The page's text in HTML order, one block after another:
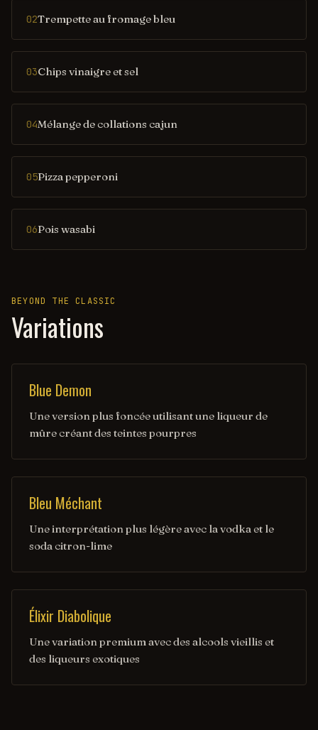
02Trempette au fromage bleu
03Chips vinaigre et sel
04Mélange de collations cajun
05Pizza pepperoni
06Pois wasabi
BEYOND THE CLASSIC
Variations
Blue Demon
Une version plus foncée utilisant une liqueur de
mûre créant des teintes pourpres
Bleu Méchant
Une interprétation plus légère avec la vodka et le
soda citron-lime
Élixir Diabolique
Une variation premium avec des alcools vieillis et
des liqueurs exotiques